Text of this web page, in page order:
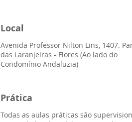
Local
Avenida Professor Nilton Lins, 1407.
das Laranjeiras - Flores (Ao lado do
Condomínio Andaluzia)
Prática
Todas as aulas práticas são